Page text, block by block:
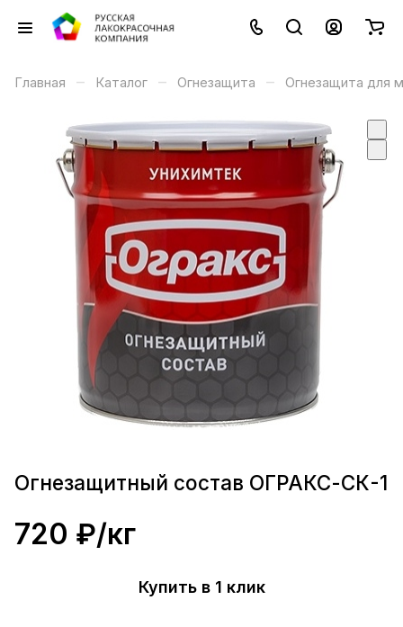
Главная – Каталог – Огнезащита – Огнезащита для
Огнезащитный состав ОГРАКС-СК-1
720 ₽/кг
Купить в 1 клик